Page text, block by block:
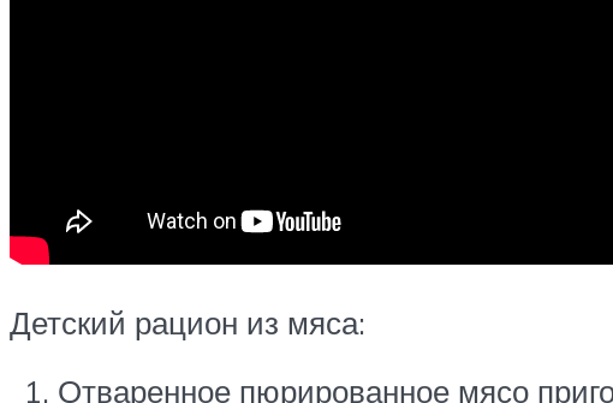
Детский рацион из мяса:
Отваренное пюрированное мясо